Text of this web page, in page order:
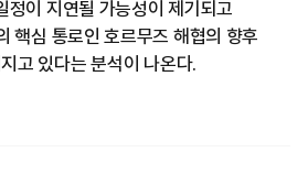
정이 지연될 가능성이 제기되고
핵심 통로인 호르무즈 해협의 향후
고 있다는 분석이 나온다.